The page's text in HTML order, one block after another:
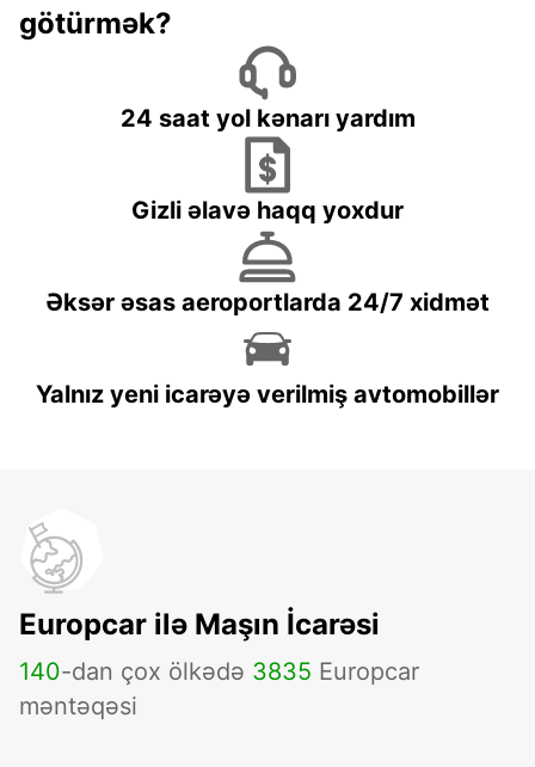
götürmək?
24 saat yol kənarı yardım
Gizli əlavə haqq yoxdur
Əksər əsas aeroportlarda 24/7 xidmət
Yalnız yeni icarəyə verilmiş avtomobillər
Europcar ilə Maşın İcarəsi
140-dan çox ölkədə 3835 Europcar
məntəqəsi